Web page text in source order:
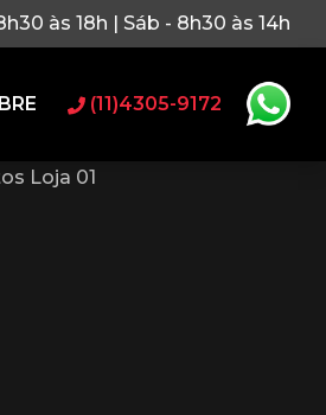
às 18h | Sáb - 8h30 às 14h
(11)4305-9172
Loja 01